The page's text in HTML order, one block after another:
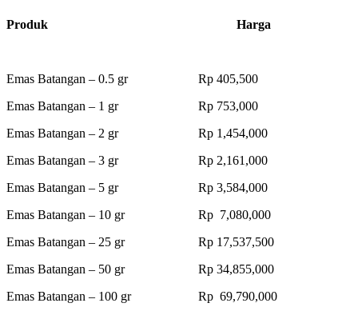
Produk Harga
Emas Batangan – 0.5 gr Rp 405,500
Emas Batangan – 1 gr Rp 753,000
Emas Batangan – 2 gr Rp 1,454,000
Emas Batangan – 3 gr Rp 2,161,000
Emas Batangan – 5 gr Rp 3,584,000
Emas Batangan – 10 gr Rp 7,080,000
Emas Batangan – 25 gr Rp 17,537,500
Emas Batangan – 50 gr Rp 34,855,000
Emas Batangan – 100 gr Rp 69,790,000